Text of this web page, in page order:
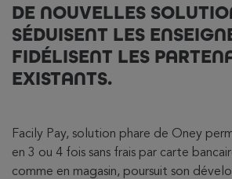
DE NOUVELLES
SÉDUISENT LES
FIDÉLISENT LES
EXISTANTS.
Facily Pay, solution phare de Oney
en 3 ou 4 fois sans frais par carte
comme en magasin, poursuit son